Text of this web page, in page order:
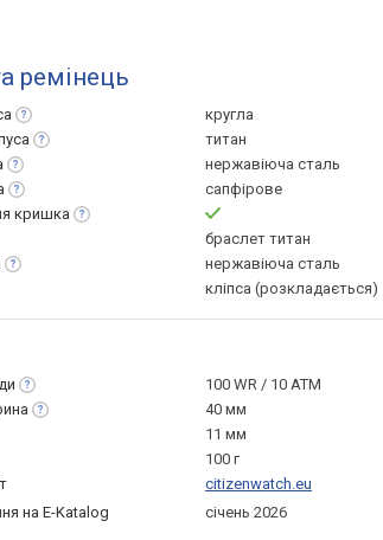
ремінець
кругла
титан
нержавіюча сталь
сапфірове
кришка
браслет титан
нержавіюча сталь
кліпса (розкладається)
100 WR / 10 ATM
40 мм
11 мм
100 г
citizenwatch.eu
на E-Katalog
січень 2026